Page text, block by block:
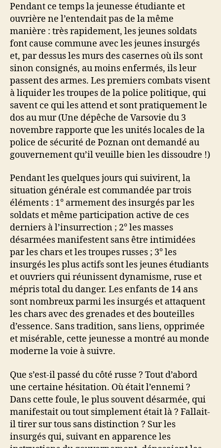
Pendant ce temps la jeunesse étudiante et
ouvrière ne l’entendait pas de la même
manière : très rapidement, les jeunes soldats
font cause commune avec les jeunes insurgés
et, par dessus les murs des casernes où ils sont
sinon consignés, au moins enfermés, ils leur
passent des armes. Les premiers combats visent
à liquider les troupes de la police politique, qui
savent ce qui les attend et sont pratiquement le
dos au mur (Une dépêche de Varsovie du 3
novembre rapporte que les unités locales de la
police de sécurité de Poznan ont demandé au
gouvernement qu’il veuille bien les dissoudre !)
Pendant les quelques jours qui suivirent, la
situation générale est commandée par trois
éléments : 1° armement des insurgés par les
soldats et même participation active de ces
derniers à l’insurrection ; 2° les masses
désarmées manifestent sans être intimidées
par les chars et les troupes russes ; 3° les
insurgés les plus actifs sont les jeunes étudiants
et ouvriers qui réunissent dynamisme, ruse et
mépris total du danger. Les enfants de 14 ans
sont nombreux parmi les insurgés et attaquent
les chars avec des grenades et des bouteilles
d’essence. Sans tradition, sans liens, opprimée
et misérable, cette jeunesse a montré au monde
moderne la voie à suivre.
Que s’est-il passé du côté russe ? Tout d’abord
une certaine hésitation. Où était l’ennemi ?
Dans cette foule, le plus souvent désarmée, qui
manifestait ou tout simplement était là ? Fallait-
il tirer sur tous sans distinction ? Sur les
insurgés qui, suivant en apparence les